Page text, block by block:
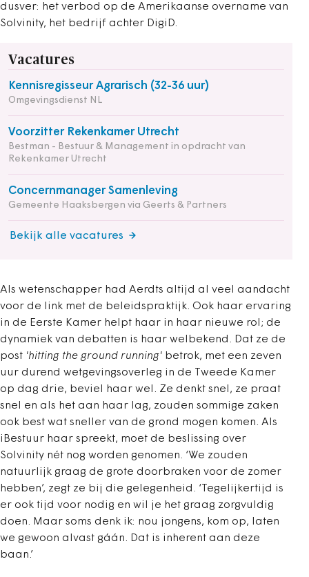
dusver: het verbod op de Amerikaanse overname van
Solvinity, het bedrijf achter DigiD.
Vacatures
Kennisregisseur Agrarisch (32-36 uur)
Omgevingsdienst NL
Voorzitter Rekenkamer Utrecht
Bestman - Bestuur & Management in opdracht van
Rekenkamer Utrecht
Concernmanager Samenleving
Gemeente Haaksbergen via Geerts & Partners
Bekijk alle vacatures
Als wetenschapper had Aerdts altijd al veel aandacht
voor de link met de beleidspraktijk. Ook haar ervaring
in de Eerste Kamer helpt haar in haar nieuwe rol; de
dynamiek van debatten is haar welbekend. Dat ze de
post 'hitting the ground running' betrok, met een zeven
uur durend wetgevingsoverleg in de Tweede Kamer
op dag drie, beviel haar wel. Ze denkt snel, ze praat
snel en als het aan haar lag, zouden sommige zaken
ook best wat sneller van de grond mogen komen. Als
iBestuur haar spreekt, moet de beslissing over
Solvinity nét nog worden genomen. ‘We zouden
natuurlijk graag de grote doorbraken voor de zomer
hebben’, zegt ze bij die gelegenheid. ‘Tegelijkertijd is
er ook tijd voor nodig en wil je het graag zorgvuldig
doen. Maar soms denk ik: nou jongens, kom op, laten
we gewoon alvast gáán. Dat is inherent aan deze
baan.’